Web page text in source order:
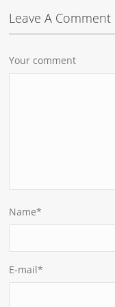
Leave A Comment
Your comment
Name*
E-mail*